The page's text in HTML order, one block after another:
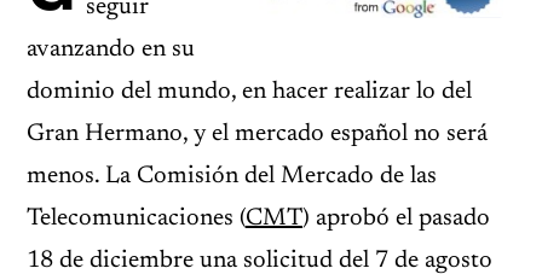
seguir
avanzando en su
dominio del mundo, en hacer realizar lo del
Gran Hermano, y el mercado español no será
menos. La Comisión del Mercado de las
Telecomunicaciones (CMT) aprobó el pasado
18 de diciembre una solicitud del 7 de agosto